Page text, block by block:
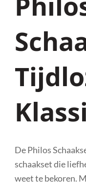
De Philos
schaakset die
weet te bekoren.